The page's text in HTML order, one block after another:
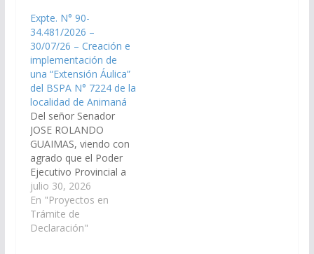
Expte. N° 90-
34.481/2026 –
30/07/26 – Creación e
implementación de
una “Extensión Áulica”
del BSPA N° 7224 de la
localidad de Animaná
Del señor Senador
JOSE ROLANDO
GUAIMAS, viendo con
agrado que el Poder
Ejecutivo Provincial a
través del Ministerio de
Educación y Cultura,
arbitre las medidas
necesarias a los fines
julio 30, 2026
En "Proyectos en
Trámite de
Declaración"